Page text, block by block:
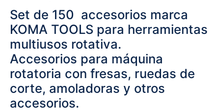
Set de 150 accesorios marca
KOMA TOOLS para herramientas
multiusos rotativa.
Accesorios para máquina
rotatoria con fresas, ruedas de
corte, amoladoras y otros
accesorios.